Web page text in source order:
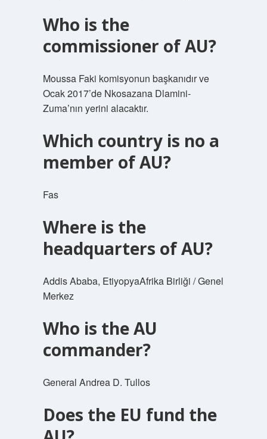
Who is the
commissioner of AU?
Moussa Faki komisyonun başkanıdır ve
Ocak 2017’de Nkosazana Dlamini-
Zuma’nın yerini alacaktır.
Which country is no a
member of AU?
Fas
Where is the
headquarters of AU?
Addis Ababa, EtiyopyaAfrika Birliği / Genel
Merkez
Who is the AU
commander?
General Andrea D. Tullos
Does the EU fund the